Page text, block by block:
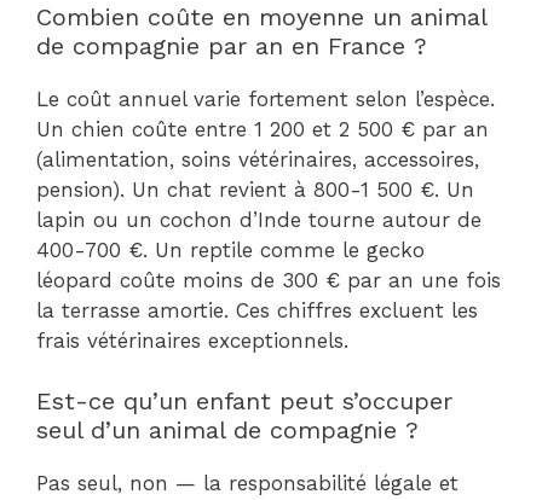
Combien coûte en moyenne un animal
de compagnie par an en France ?
Le coût annuel varie fortement selon l’espèce.
Un chien coûte entre 1 200 et 2 500 € par an
(alimentation, soins vétérinaires, accessoires,
pension). Un chat revient à 800-1 500 €. Un
lapin ou un cochon d’Inde tourne autour de
400-700 €. Un reptile comme le gecko
léopard coûte moins de 300 € par an une fois
la terrasse amortie. Ces chiffres excluent les
frais vétérinaires exceptionnels.
Est-ce qu’un enfant peut s’occuper
seul d’un animal de compagnie ?
Pas seul, non — la responsabilité légale et